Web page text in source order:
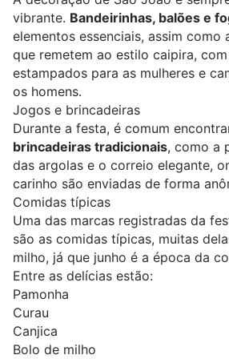
vibrante. Bandeirinhas, balões e
elementos essenciais, assim como
que remetem ao estilo caipira,
estampados para as mulheres e
os homens.
Jogos e brincadeiras
Durante a festa, é comum
brincadeiras tradicionais, como a
das argolas e o correio elegante,
carinho são enviadas de forma
Comidas típicas
Uma das marcas registradas da
são as comidas típicas, muitas
milho, já que junho é a época da
Entre as delícias estão:
Pamonha
Curau
Canjica
Bolo de milho